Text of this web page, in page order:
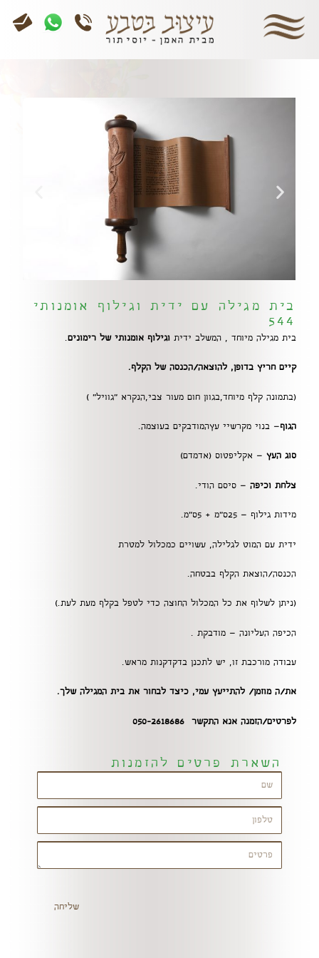
בית מגילה עם ידית וגילוף אומנותי
544
בית מגילה מיוחד , המשלב ידיתוגילוף אומנותי של רימונים.
קיים חריץ בדופן, להוצאה/הכנסהשל הקלף.
(בתמונה קלף מיוחד,בגוון חום מעור צבי,הנקרא "גוויל" )
הגוף– בנוי מקרשיי עץהמודבקים בעוצמה.
סוג העץ – אקליפטוס (אדמדם)
צלחת וכיפה – סיסם הודי.
מידות גילוף – 25ס"מ + 5ס"מ.
ידית עם המוט לגלילה, עשויים כמכלול למטרת
הכנסה/הוצאת הקלף בבטחה.
(ניתן לשלוף את כל המכלול החוצה כדי לטפל בקלף מעת לעת.)
הכיפה העליונה – מודבקת .
עבודה מורכבת זו, יש לתכנן בדקדקנות מראש.
את/ה מוזמן/ להתייעץ עמי, כיצד לבחור את בית המגילה שלך.
לפרטים/הזמנה אנא התקשר 050-2618686
שליחה
השארת פרטים להזמנות